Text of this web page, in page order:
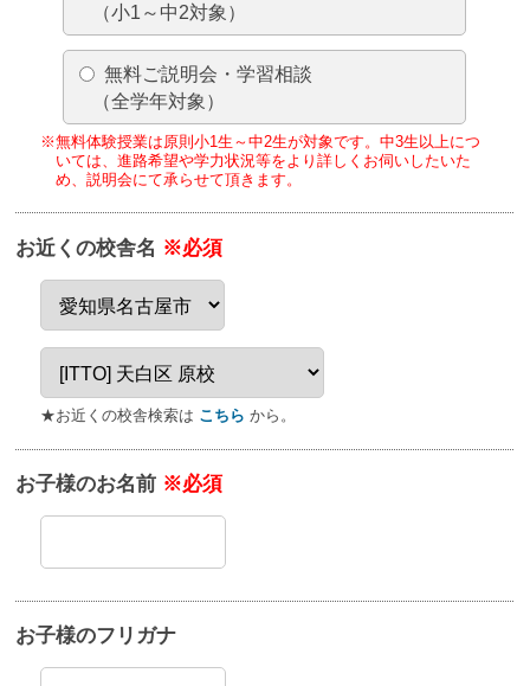
（小1～中2対象）
無料ご説明会・学習相談
（全学年対象）
※無料体験授業は原則小1生～中2生が対象です。中3生以上につ
いては、進路希望や学力状況等をより詳しくお伺いしたいた
め、説明会にて承らせて頂きます。
お近くの校舎名 ※必須
★お近くの校舎検索は こちら から。
お子様のお名前 ※必須
お子様のフリガナ